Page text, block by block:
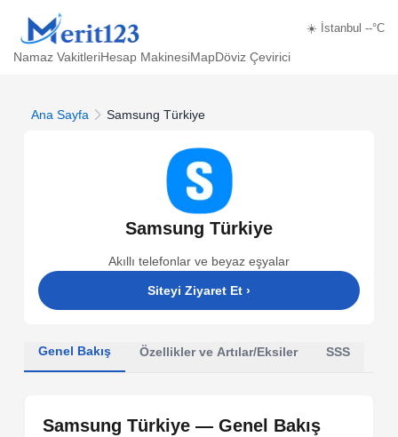
☀️ İstanbul --°C
Namaz VakitleriHesap MakinesiMapDöviz Çevirici
Ana Sayfa Samsung Türkiye
Samsung Türkiye
Akıllı telefonlar ve beyaz eşyalar
Siteyi Ziyaret Et ›
Genel Bakış Özellikler ve Artılar/Eksiler SSS
Samsung Türkiye — Genel Bakış